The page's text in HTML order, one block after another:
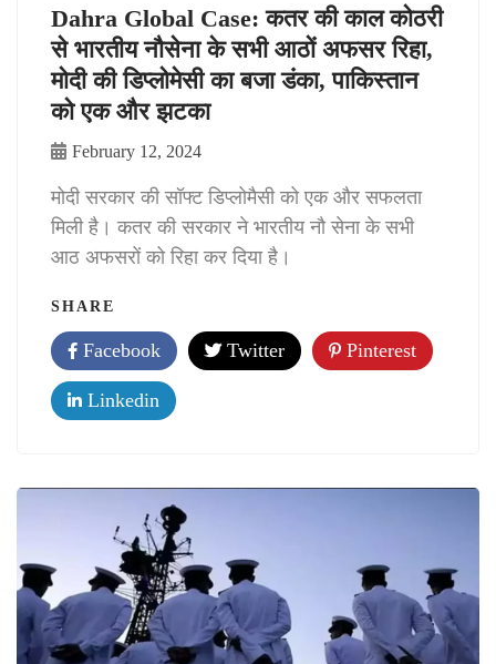
Dahra Global Case: कतर की काल कोठरी
से भारतीय नौसेना के सभी आठों अफसर रिहा,
मोदी की डिप्लोमेसी का बजा डंका, पाकिस्तान
को एक और झटका
February 12, 2024
मोदी सरकार की सॉफ्ट डिप्लोमैसी को एक और सफलता
मिली है। कतर की सरकार ने भारतीय नौ सेना के सभी
आठ अफसरों को रिहा कर दिया है।
SHARE
Facebook Twitter Pinterest
Linkedin